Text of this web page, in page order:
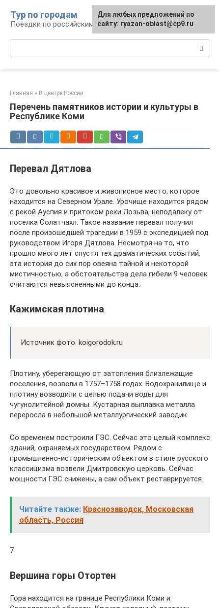
контенту
Тур по городам
Поездки по российским городам
Главная » В центре России
Перечень памятников истории и культуры в
Республике Коми
Перевал Дятлова
Это довольно красивое и живописное место, которое
находится на Северном Урале. Урочище находится рядом
с рекой Ауспия и притоком реки Лозьва, неподалеку от
поселка Солатчахл. Такое название перевал получил
после произошедшей трагедии в 1959 с экспедицией под
руководством Игоря Дятлова. Несмотря на то, что
прошло много лет спустя тех драматических событий,
эта история до сих пор овеяна тайной и некоторой
мистичностью, а обстоятельства дела гибели 9 человек
считаются невыясненными до конца.
Кажимская плотина
Источник фото: koigorodok.ru
Плотину, уберегающую от затопления близлежащие
поселения, возвели в 1757–1758 годах. Водохранилище и
плотину возводили с целью подачи воды для
чугунолитейной домны. Кустарная выплавка металла
переросла в небольшой металлургический заводик.
Со временем построили ГЭС. Сейчас это целый комплекс
зданий, охраняемых государством. Рядом с
промышленно-историческим объектом в стиле русского
классицизма возвели Дмитровскую церковь. Сейчас
мощности ГЭС снижены, а сам объект реставрируется.
Читайте также: Краснозаводск, Московская
область, Россия
7
Вершина горы Отортен
Гора находится на границе Республики Коми и
Для любых предложений по
сайту: ryazan-oblast@cp9.ru